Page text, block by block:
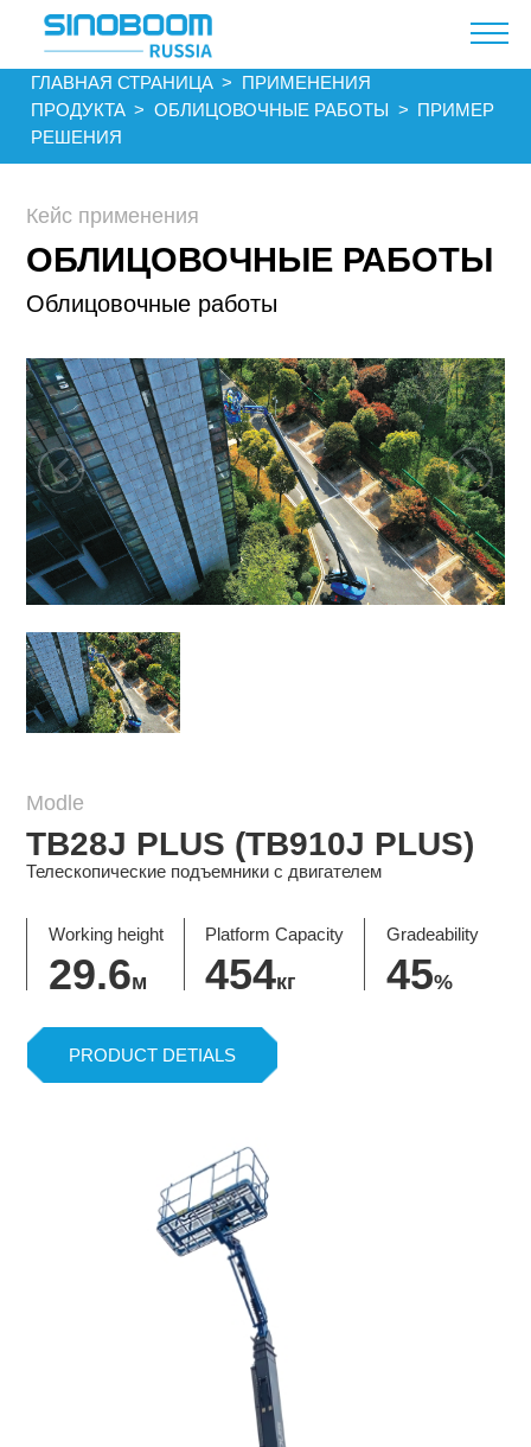
ГЛАВНАЯ СТРАНИЦА​​ > ПРИМЕНЕНИЯ
ПРОДУКТА > ОБЛИЦОВОЧНЫЕ РАБОТЫ > ПРИМЕР
РЕШЕНИЯ
Кейс применения
ОБЛИЦОВОЧНЫЕ РАБОТЫ
Облицовочные работы
Modle
TB28J PLUS (TB910J PLUS)
Телескопические подъемники с двигателем
Working height
29.6м
Platform Capacity
454кг
Gradeability
45%
PRODUCT DETIALS